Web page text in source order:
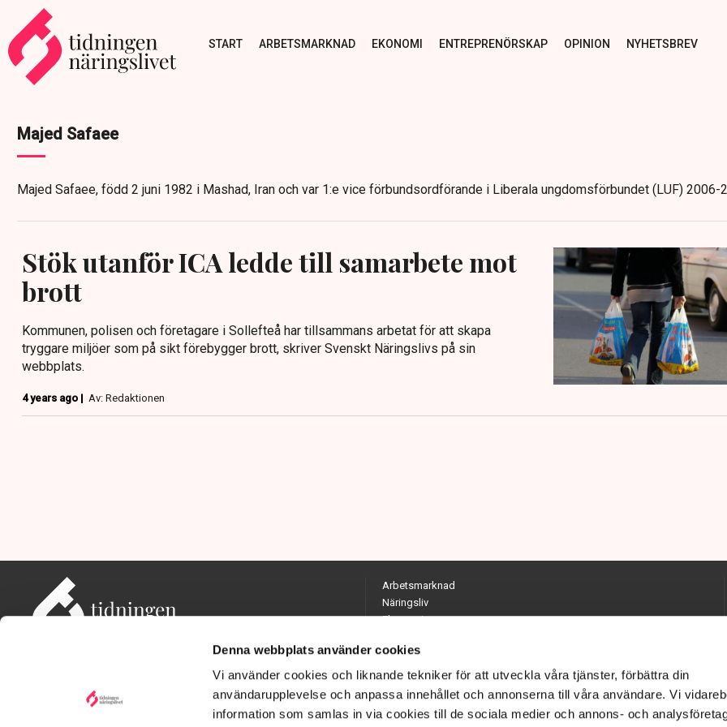
Denna webbplats använder cookies
Vi använder cookies och liknande tekniker för att utveckla våra tjänster, förbättra din
användarupplevelse och anpassa innehållet och annonserna till våra användare. Vi
information som samlas in via cookies till de sociala medier och annons- och
START ARBETSMARKNAD EKONOMI ENTREPRENÖRSKAP OPINION NYHETSBREV
Majed Safaee
Majed Safaee, född 2 juni 1982 i Mashad, Iran och var 1:e vice förbundsordförande i Liberala ungdomsförbundet (LUF) 2006-
Stök utanför ICA ledde till samarbete mot
brott
Kommunen, polisen och företagare i Sollefteå har tillsammans arbetat för att skapa
tryggare miljöer som på sikt förebygger brott, skriver Svenskt Näringslivs på sin
webbplats.
4 years ago | Av: Redaktionen
Adress: Tidningen Näringslivet, 114 82 Stockholm
Arbetsmarknad
Näringsliv
Ekonomi
Opinion
Hållbarhet
Utrikes
Quiz